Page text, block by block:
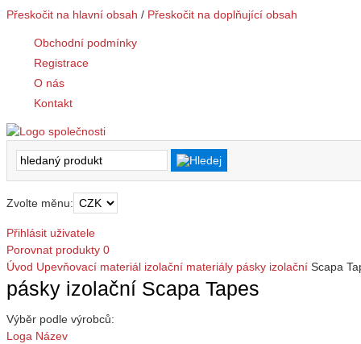
Přeskočit na hlavní obsah / Přeskočit na doplňující obsah
Obchodní podmínky
Registrace
O nás
Kontakt
Zvolte měnu:
Přihlásit uživatele
Porovnat produkty 0
Úvod Upevňovací materiál izolační materiály pásky izolační Scapa
pásky izolační Scapa Tapes
Výběr podle výrobců:
Loga Název